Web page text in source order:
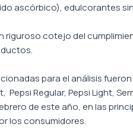
ascórbico), edulcorantes
riguroso cotejo del
para el análisis
Pepsi Regular, Pepsi Light,
de este año, en las
los consumidores.